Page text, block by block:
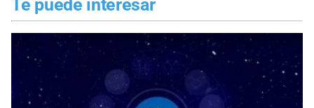
Te puede interesar